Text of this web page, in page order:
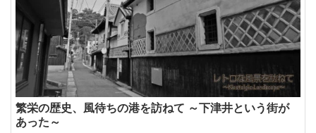
繁栄の歴史、風待ちの港を訪ねて ～下津井という街が
あった～